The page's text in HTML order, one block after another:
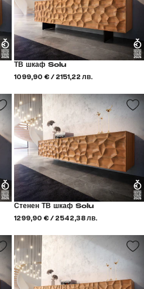
ТВ шкаф Solu
1099,90 € / 2151,22 лв.
Стенен ТВ шкаф Solu
1299,90 € / 2542,38 лв.